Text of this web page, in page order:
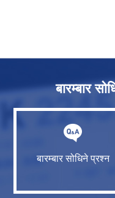
बारम्बार
बारम्बार सोधिने प्रश्न